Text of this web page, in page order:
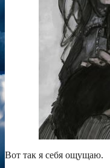
Вот так я себя ощущаю.